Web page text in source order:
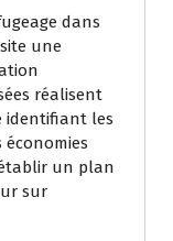
dans
une
réalisent
identifiant les
un plan
sur